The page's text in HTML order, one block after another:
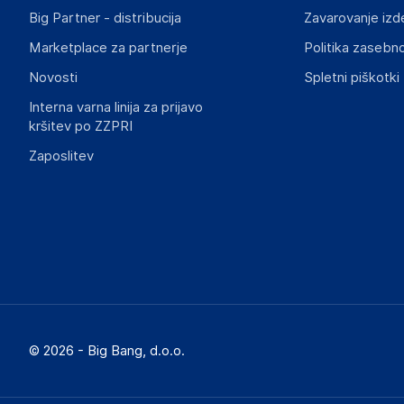
Big Partner - distribucija
Marketplace za partnerje
Novosti
Interna varna linija za prijavo
kršitev po ZZPRI
Zaposlitev
Zavarovanje
Politika
Spletni piškotki
© 2026 - Big Bang, d.o.o.